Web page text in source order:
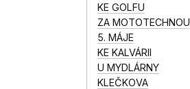
KE GOLFU
ZA MOTOTECHNOU
5. MÁJE
KE KALVÁRII
U MYDLÁRNY
KLEČKOVA